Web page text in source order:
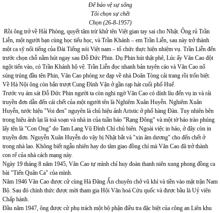
Để bảo vệ sự sống
Tôi chọn sự chết
Chọn (26-8-1957)
Rồi ông trở về Hải Phòng, quyết tâm trừ khử tên Việt gian tay sai cho Nhật. Ông rủ Trần
Liễn, một người bạn cùng học tiểu học, và Trần Khánh – em Trần Liễn, sau này trở thành
một ca sỹ nổi tiếng của Đài Tiếng nói Việt nam – tổ chức thực hiện nhiệm vụ. Trần Liễn đến
trước chọn chỗ nằm hút ngay sau Đỗ Đức Phin. Dụ Phin hút thật phê, Lúc ấy Văn Cao đột
ngột tiến vào, có Trần Khánh hộ vệ. Trần Liễn đọc nhanh bản tuyên cáo và Văn Cao nổ
súng trúng đầu tên Phin, Văn Cao phóng xe đạp về nhà Doãn Tòng cải trang rồi trốn biệt.
Về Hà Nội ông còn bắn trượt Cung Đình Vận ở gần rạp hát cuối phố Huế.
Trước vụ ám sát Đỗ Đức Phin người ta còn nghi ngờ Văn Cao có dính líu đến vụ in và rải
truyền đơn dẫn đến cái chết của một người tên là Nghiêm Xuân Huyễn. Nghiêm Xuân
Huyễn, tước hiệu "Voi đen" nguyên là chủ hiệu ảnh Aristic ở phố hàng Đàn. Tuy nhiên bên
trong hiệu ảnh lại là toà soạn và nhà in của tuần báo "Rạng Đông" và một tờ báo trào phúng
lấy tên là "Con Ong" do Tam Lang Vũ Đình Chí chủ biên. Ngoài việc in báo, ở đây còn in
truyền đơn. Nguyễn Xuân Huyễn do vậy bị Nhật bắt và "xin âm dương" cho đến chết ở
trong nhà lao. Không biết ngẫu nhiên hay do tâm giao đồng chí mà Văn Cao đã trở thành
con rể của nhà cách mạng này.
Ngày 19 tháng 8 năm 1945, Văn Cao tự mình chỉ huy đoàn thanh niên xung phong đồng ca
bài "Tiến Quân Ca" của mình.
Năm 1946 Văn Cao được cử cùng Hà Đăng Ấn chuyên chở vũ khí và tiền vào mặt trận Nam
Bộ. Sau đó chính thức được mời tham gia Hội Văn hoá Cứu quốc và được bầu là Uỷ viên
Chấp hành.
Đầu năm 1947, ông được cử phụ trách một bộ phận điều tra đặc biệt của công an Liên khu